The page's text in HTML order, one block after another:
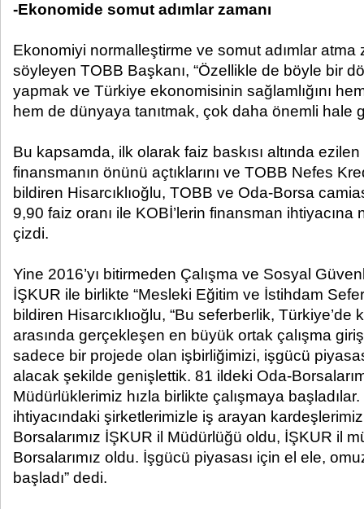
-Ekonomide somut adımlar zamanı
Ekonomiyi normalleştirme ve somut adımlar atma
söyleyen TOBB Başkanı, “Özellikle de böyle bir
yapmak ve Türkiye ekonomisinin sağlamlığını
hem de dünyaya tanıtmak, çok daha önemli hale
Bu kapsamda, ilk olarak faiz baskısı altında
finansmanın önünü açtıklarını ve TOBB Nefes
bildiren Hisarcıklıoğlu, TOBB ve Oda-Borsa
9,90 faiz oranı ile KOBİ’lerin finansman ihtiyacına
çizdi.
Yine 2016’yı bitirmeden Çalışma ve Sosyal
İŞKUR ile birlikte “Mesleki Eğitim ve İstihdam
bildiren Hisarcıklıoğlu, “Bu seferberlik, Türkiye’de
arasında gerçekleşen en büyük ortak çalışma
sadece bir projede olan işbirliğimizi, işgücü
alacak şekilde genişlettik. 81 ildeki Oda-
Müdürlüklerimiz hızla birlikte çalışmaya
ihtiyacındaki şirketlerimizle iş arayan
Borsalarımız İŞKUR il Müdürlüğü oldu, İŞKUR il
Borsalarımız oldu. İşgücü piyasası için el ele,
başladı” dedi.